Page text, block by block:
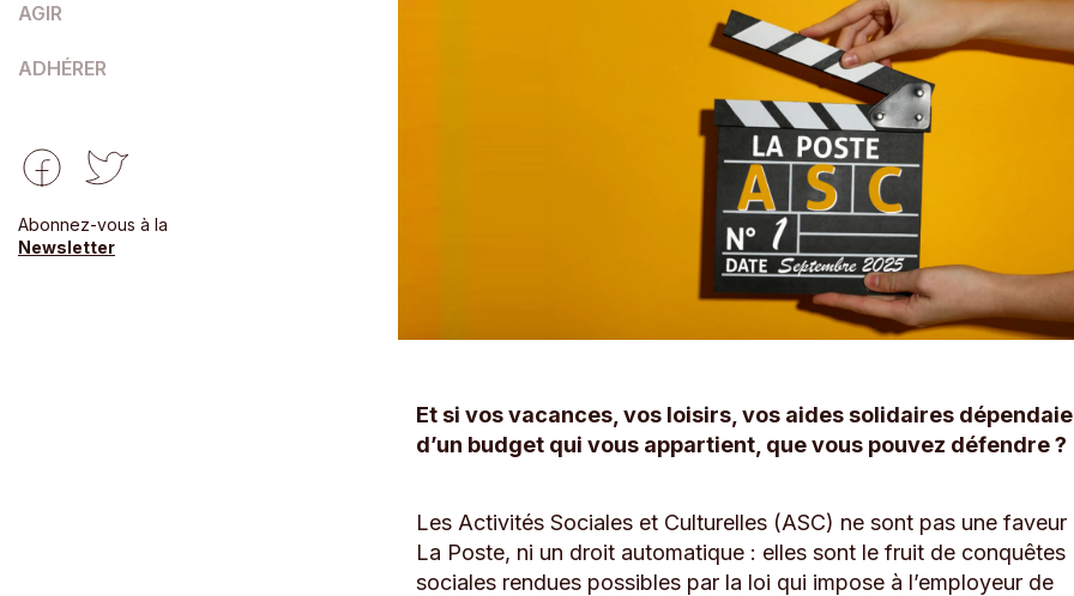
AGIR
ADHÉRER
Abonnez-vous à la
Newsletter
Et si vos vacances, vos loisirs, vos aides solidaires
d’un budget qui vous appartient, que vous pouvez défendre ?
Les Activités Sociales et Culturelles (ASC) ne sont pas une faveur
La Poste, ni un droit automatique : elles sont le fruit de conquêtes
sociales rendues possibles par la loi qui impose à l’employeur de